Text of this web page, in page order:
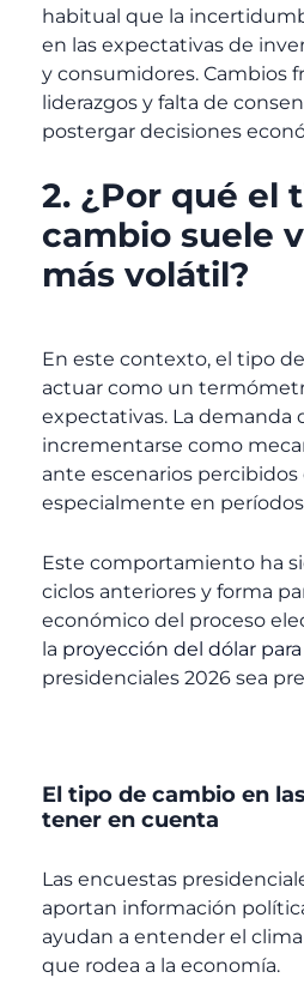
habitual que la
en las expectativas de
y consumidores. Cambios
liderazgos y falta de
postergar decisiones
2. ¿Por qué el
cambio suele
más volátil?
En este contexto, el tipo
actuar como un
expectativas. La demanda
incrementarse como
ante escenarios
especialmente en
Este comportamiento ha
ciclos anteriores y forma
económico del proceso
la proyección del dólar
presidenciales 2026 sea
El tipo de cambio en
tener en cuenta
Las encuestas
aportan información
ayudan a entender el
que rodea a la economía.